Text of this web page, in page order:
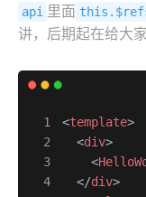
api 里面
讲，后期起在给大
<template>
<div>
<
</div>